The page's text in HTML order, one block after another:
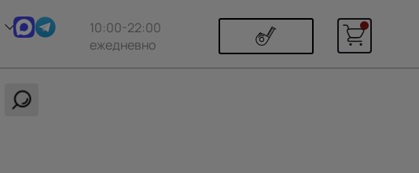
10:00-22:00
ежедневно